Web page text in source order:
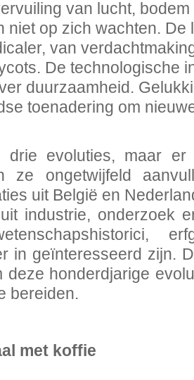
van lucht,
niet op zich wachten. De
van
De technologische
duurzaamheid.
toenadering om
drie evoluties, maar
ze ongetwijfeld
uit België en
industrie, onderzoek
in geïnteresseerd zijn.
deze honderdjarige
bereiden.
met koffie